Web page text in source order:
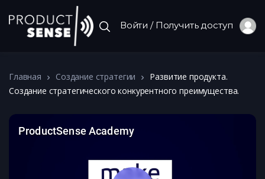
Войти / Получить доступ
Главная Создание стратегии
Развитие продукта.
Создание стратегического конкурентного преимущества.